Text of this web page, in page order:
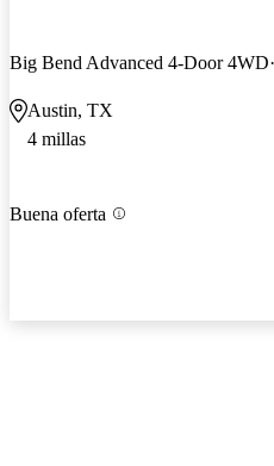
Big Bend Advanced 4-Door 4WD
Austin, TX
4 millas
Buena oferta